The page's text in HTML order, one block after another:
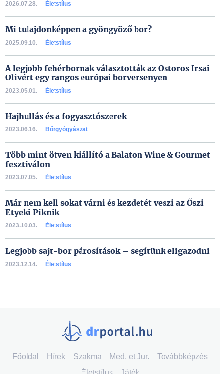
2026.07.28. Életstílus
Mi tulajdonképpen a gyöngyöző bor?
2025.09.10. Életstílus
A legjobb fehérbornak választották az Ostoros Irsai
Olivért egy rangos európai borversenyen
2023.05.01. Életstílus
Hajhullás és a fogyasztószerek
2023.06.16. Bőrgyógyászat
Több mint ötven kiállító a Balaton Wine & Gourmet
fesztiválon
2023.07.05. Életstílus
Már nem kell sokat várni és kezdetét veszi az Őszi
Etyeki Piknik
2023.10.03. Életstílus
Legjobb sajt-bor párosítások – segítünk eligazodni
2023.12.14. Életstílus
Főoldal Hírek Szakma Med. et Jur.
Továbbképzés
Életstílus
Játék